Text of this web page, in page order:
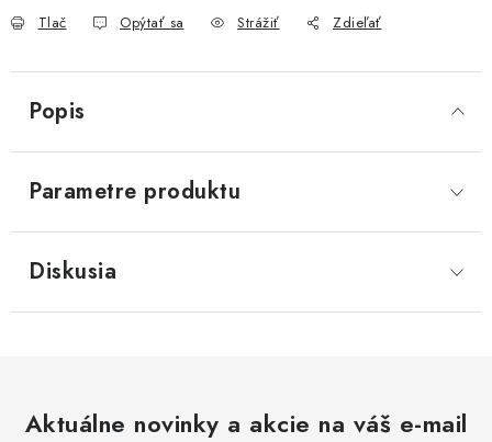
Tlač Opýtať sa Strážiť Zdieľať
Popis
Parametre produktu
Diskusia
Aktuálne novinky a akcie na váš e-mail